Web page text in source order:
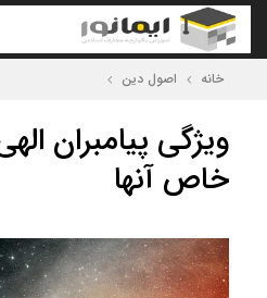
خانه اصول دین
ویژگی پیامبران
خاص آنها